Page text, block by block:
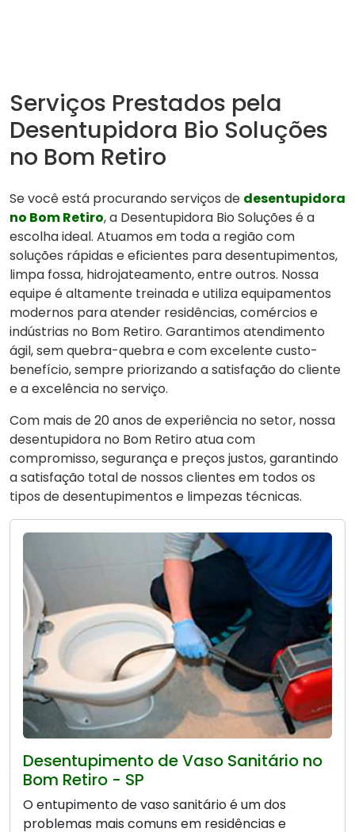
Serviços Prestados pela
Desentupidora Bio Soluções
no Bom Retiro
Se você está procurando serviços de desentupidora
no Bom Retiro, a Desentupidora Bio Soluções é a
escolha ideal. Atuamos em toda a região com
soluções rápidas e eficientes para desentupimentos,
limpa fossa, hidrojateamento, entre outros. Nossa
equipe é altamente treinada e utiliza equipamentos
modernos para atender residências, comércios e
indústrias no Bom Retiro. Garantimos atendimento
ágil, sem quebra-quebra e com excelente custo-
benefício, sempre priorizando a satisfação do cliente
e a excelência no serviço.
Com mais de 20 anos de experiência no setor, nossa
desentupidora no Bom Retiro atua com
compromisso, segurança e preços justos, garantindo
a satisfação total de nossos clientes em todos os
tipos de desentupimentos e limpezas técnicas.
Desentupimento de Vaso Sanitário no
Bom Retiro - SP
O entupimento de vaso sanitário é um dos
problemas mais comuns em residências e